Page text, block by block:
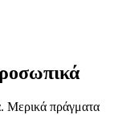
Μερικά πράγματα